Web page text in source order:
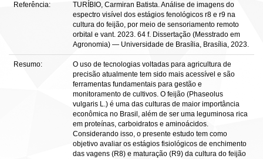
Referência:
TURÍBIO, Carmiran Batista. Análise de imagens do
espectro visível dos estágios fenológicos r8 e r9 na
cultura do feijão, por meio de sensoriamento remoto
orbital e vant. 2023. 64 f. Dissertação (Messtrado em
Agronomia) — Universidade de Brasília, Brasília, 2023.
Resumo:
O uso de tecnologias voltadas para agricultura de
precisão atualmente tem sido mais acessível e são
ferramentas fundamentais para gestão e
monitoramento de cultivos. O feijão (Phaseolus
vulgaris L.) é uma das culturas de maior importância
econômica no Brasil, além de ser uma leguminosa rica
em proteínas, carboidratos e aminoácidos.
Considerando isso, o presente estudo tem como
objetivo avaliar os estágios fisiológicos de enchimento
das vagens (R8) e maturação (R9) da cultura do feijão